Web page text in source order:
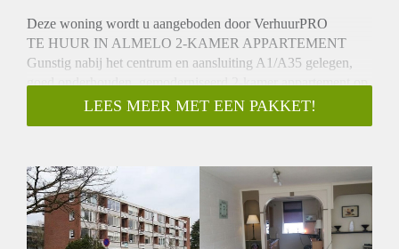
Deze woning wordt u aangeboden door VerhuurPRO
TE HUUR IN ALMELO 2-KAMER APPARTEMENT
Gunstig nabij het centrum en aansluiting A1/A35 gelegen,
goed onderhouden, gemoderniseerd 2-kamer appartement op
de 1e verdieping met vrij uitzicht en berging in de
onderbouw.
gezamenlijke berging.
INDELING:
Hal, woonkamer, half open moderne keuken voorzien van
inbouwapparatuur, slaapkamer met inloopkast en doorloop
LEES MEER MET EEN PAKKET!